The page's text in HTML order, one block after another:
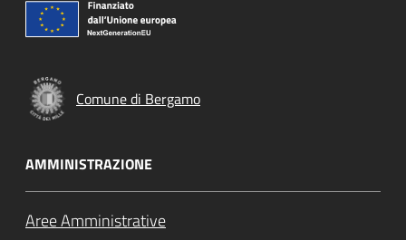
Comune di Bergamo
AMMINISTRAZIONE
Aree Amministrative